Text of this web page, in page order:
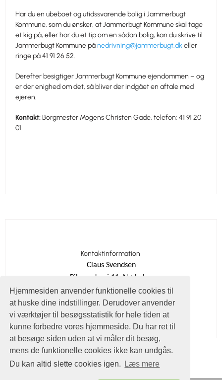
Hjemmesiden anvender funktionelle cookies til
at huske dine indstillinger. Derudover anvender
vi værktøjer til besøgsstatistik for hele tiden at
kunne forbedre vores hjemmeside. Du har ret til
at besøge siden uden at vi måler dit besøg,
mens de funktionelle cookies ikke kan undgås.
Du kan altid slette cookies igen.
Læs mere
Har du en ubeboet og utidssvarende bolig i Jammerbugt
Kommune, som du ønsker, at Jammerbugt Kommune skal tage
et kig på, eller har du et tip om en sådan bolig, kan du skrive til
Jammerbugt Kommune pånedrivning@jammerbugt.dk eller
ringe på 41 91 26 52.
Derefter besigtiger Jammerbugt Kommune ejendommen – og
er der enighed om det, så bliver der indgået en aftale med
ejeren.
Kontakt:Borgmester Mogens Christen Gade, telefon: 41 91 20
01
Kontaktinformation
Claus Svendsen
Pilgaardsvej 11, Nørhalne
9430 Vadum
E-mail:cls@jammerbugt.dk